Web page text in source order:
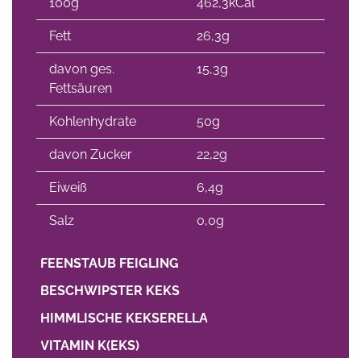
Fett 26,3g
davon ges.
Fettsäuren
15,3g
Kohlenhydrate 50g
davon Zucker 22,2g
Eiweiß 6,4g
Salz 0,0g
FEENSTAUB FEIGLING
BESCHWIPSTER KEKS
HIMMLISCHE KEKSERELLA
VITAMIN K(EKS)